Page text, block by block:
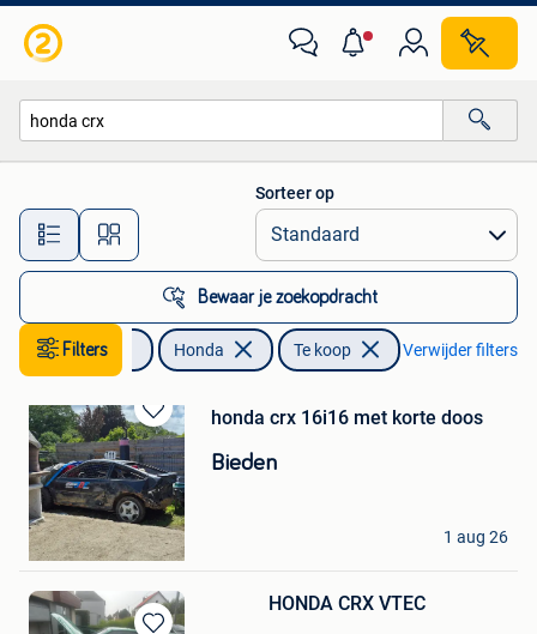
Alle afstanden…
Sorteer op
Bewaar je zoekopdracht
Filters
Auto's Honda Te koop Verwijder filters
Bewaren
in
Mijn
Favorieten
honda crx 16i16 met korte doos
Bieden
scale
Court-Saint-Etienne
1 aug 26
HONDA CRX VTEC